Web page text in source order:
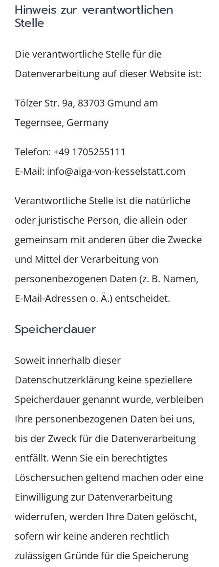
Hinweis zur verantwortlichen
Stelle
Die verantwortliche Stelle für die
Datenverarbeitung auf dieser Website ist:
Tölzer Str. 9a, 83703 Gmund am
Tegernsee, Germany
Telefon: +49 1705255111
E-Mail: info@aiga-von-kesselstatt.com
Verantwortliche Stelle ist die natürliche
oder juristische Person, die allein oder
gemeinsam mit anderen über die Zwecke
und Mittel der Verarbeitung von
personenbezogenen Daten (z. B. Namen,
E-Mail-Adressen o. Ä.) entscheidet.
Speicherdauer
Soweit innerhalb dieser
Datenschutzerklärung keine speziellere
Speicherdauer genannt wurde, verbleiben
Ihre personenbezogenen Daten bei uns,
bis der Zweck für die Datenverarbeitung
entfällt. Wenn Sie ein berechtigtes
Löschersuchen geltend machen oder eine
Einwilligung zur Datenverarbeitung
widerrufen, werden Ihre Daten gelöscht,
sofern wir keine anderen rechtlich
zulässigen Gründe für die Speicherung